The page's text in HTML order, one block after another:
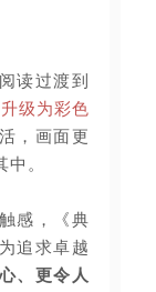
读过渡到
级为彩色
，画面更
。
感，《典
追求卓越
、更令人